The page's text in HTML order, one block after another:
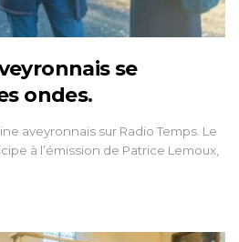
se
ondes.
aveyronnais sur Radio Temps. Le
à l’émission de Patrice Lemoux,